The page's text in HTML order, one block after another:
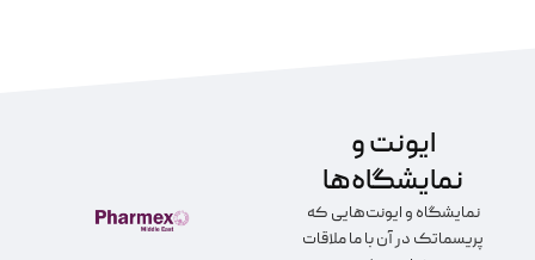
ایونت و
نمایشگاه‌ها
نمایشگاه و ایونت‌هایی که
پریسماتک در آن با ما ملاقات